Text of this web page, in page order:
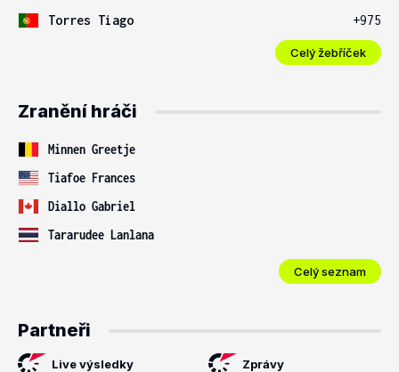
Torres Tiago
+975
Celý žebříček
Zranění hráči
Minnen Greetje
Tiafoe Frances
Diallo Gabriel
Tararudee Lanlana
Celý seznam
Partneři
Live výsledky Zprávy